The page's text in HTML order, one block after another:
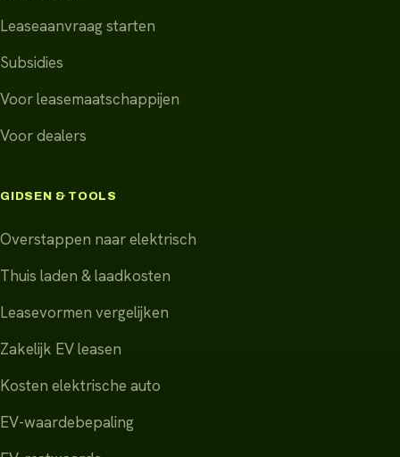
Leaseaanvraag starten
Subsidies
Voor leasemaatschappijen
Voor dealers
GIDSEN & TOOLS
Overstappen naar elektrisch
Thuis laden & laadkosten
Leasevormen vergelijken
Zakelijk EV leasen
Kosten elektrische auto
EV-waardebepaling